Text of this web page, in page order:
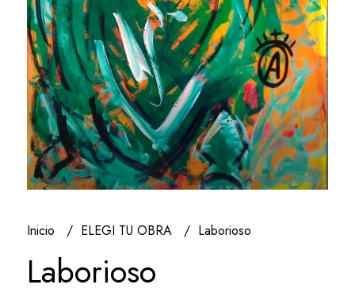
Inicio ELEGI TU OBRA Laborioso
Laborioso